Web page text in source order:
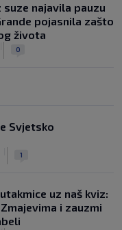
najavila pauzu
pojasnila zašto
života
0
Svjetsko
1
uz naš kviz:
i zauzmi